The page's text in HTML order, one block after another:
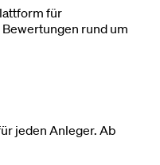
für
rund um
jeden Anleger. Ab